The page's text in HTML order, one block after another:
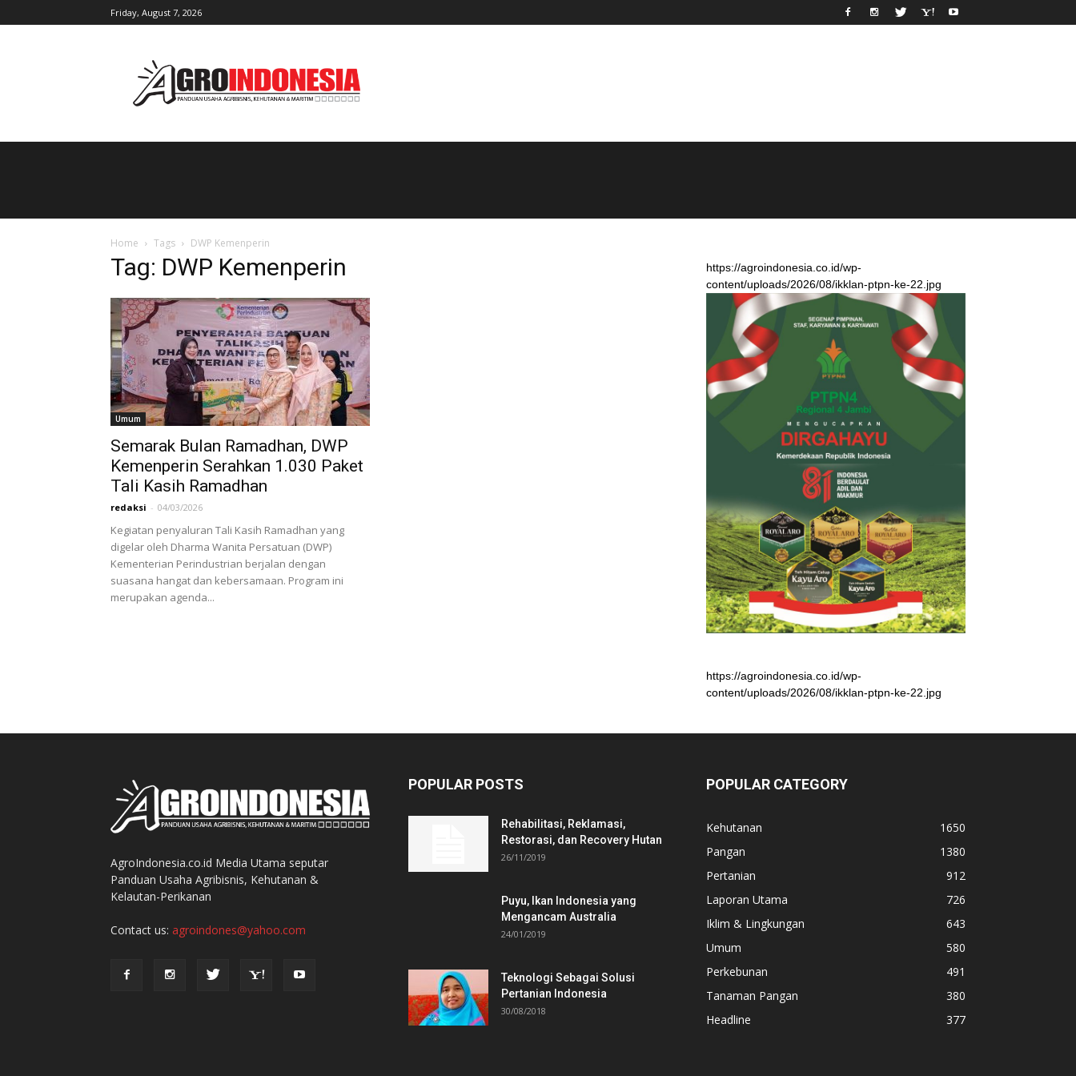
Friday, August 7, 2026
Home Tags DWP Kemenperin
Tag: DWP Kemenperin
Umum
Semarak Bulan Ramadhan, DWP
Kemenperin Serahkan 1.030 Paket
Tali Kasih Ramadhan
redaksi - 04/03/2026
Kegiatan penyaluran Tali Kasih Ramadhan yang
digelar oleh Dharma Wanita Persatuan (DWP)
Kementerian Perindustrian berjalan dengan
suasana hangat dan kebersamaan. Program ini
merupakan agenda...
https://agroindonesia.co.id/wp-
content/uploads/2026/08/ikklan-ptpn-ke-22.jpg
https://agroindonesia.co.id/wp-
content/uploads/2026/08/ikklan-ptpn-ke-22.jpg
AgroIndonesia.co.id Media Utama seputar
Panduan Usaha Agribisnis, Kehutanan &
Kelautan-Perikanan
Contact us: agroindones@yahoo.com
POPULAR POSTS
Rehabilitasi, Reklamasi,
Restorasi, dan Recovery Hutan
26/11/2019
Puyu, Ikan Indonesia yang
Mengancam Australia
24/01/2019
Teknologi Sebagai Solusi
Pertanian Indonesia
30/08/2018
POPULAR CATEGORY
Kehutanan
1650
Pangan
1380
Pertanian
912
Laporan Utama
726
Iklim & Lingkungan
643
Umum
580
Perkebunan
491
Tanaman Pangan
380
Headline
377